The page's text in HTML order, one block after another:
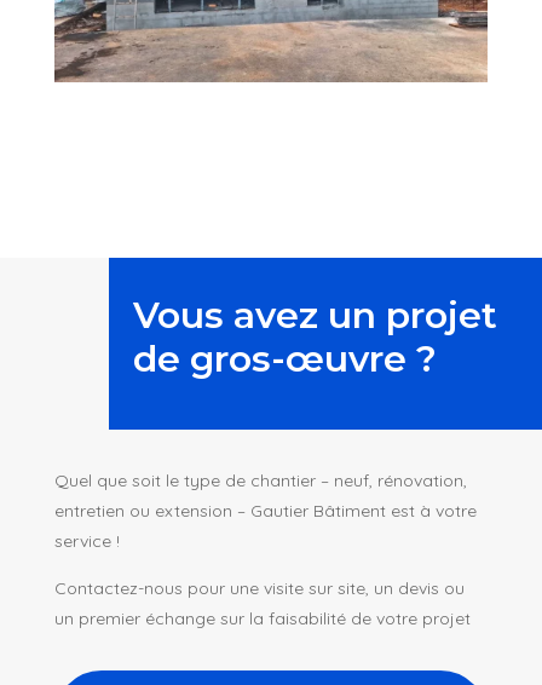
Vous avez un projet
de gros-œuvre ?
Quel que soit le type de chantier – neuf, rénovation,
entretien ou extension – Gautier Bâtiment est à votre
service !
Contactez-nous pour une visite sur site, un devis ou
un premier échange sur la faisabilité de votre projet